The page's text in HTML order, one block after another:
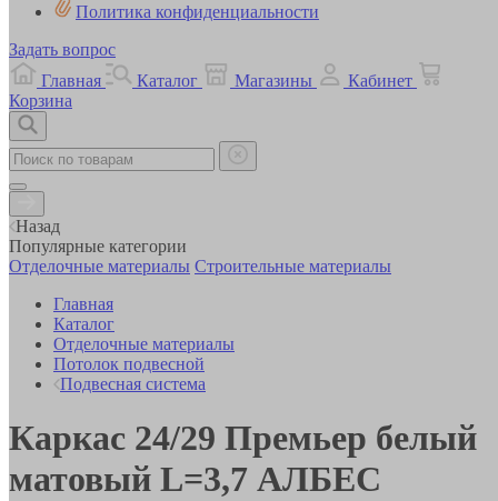
Политика конфиденциальности
Задать вопрос
Главная
Каталог Магазины
Кабинет
Корзина
Назад
Популярные категории
Отделочные материалы Строительные материалы
Главная
Каталог
Отделочные материалы
Потолок подвесной
Подвесная система
Каркас 24/29 Премьер белый
матовый L=3,7 АЛБЕС